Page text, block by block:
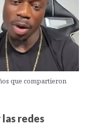
que compartieron
redes